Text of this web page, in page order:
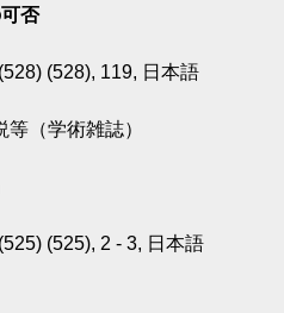
否
(528), 119, 日本語
（学術雑誌）
(525), 2 - 3, 日本語